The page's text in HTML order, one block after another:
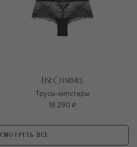
Трусы-хипстеры
18 290 ₽
СМОТРЕТЬ ВСЕ